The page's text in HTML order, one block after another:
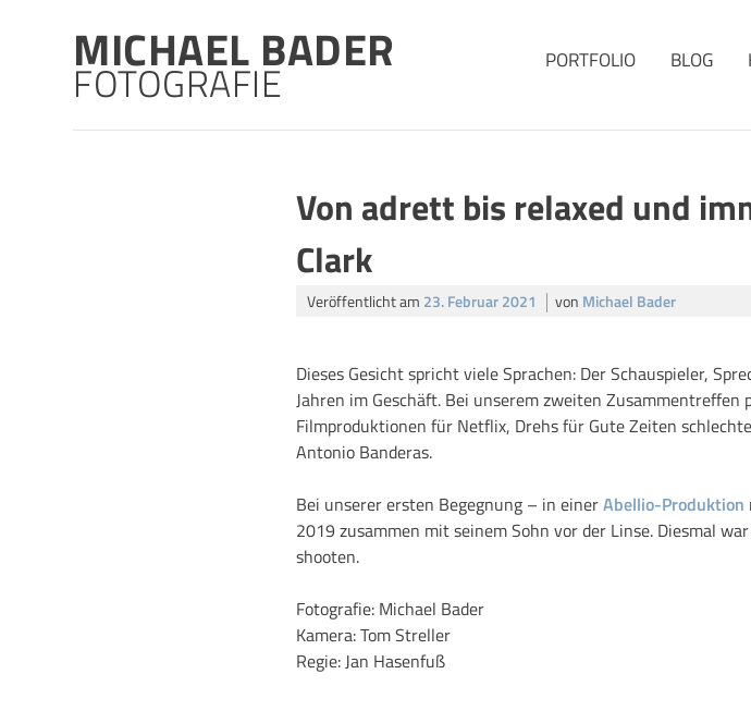
MICHAEL BADER
FOTOGRAFIE PORTFOLIO BLOG
Von adrett bis relaxed und
Clark
Veröffentlicht am 23. Februar 2021 von Michael Bader
Dieses Gesicht spricht viele Sprachen: Der Schauspieler,
Jahren im Geschäft. Bei unserem zweiten
Filmproduktionen für Netflix, Drehs für Gute Zeiten
Antonio Banderas.
Bei unserer ersten Begegnung – in einerAbellio-Produktion
2019 zusammen mit seinem Sohn vor der Linse. Diesmal
shooten.
Fotografie: Michael Bader
Kamera: Tom Streller
Regie: Jan Hasenfuß